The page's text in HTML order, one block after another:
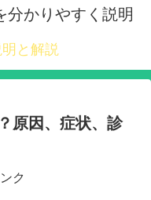
分かりやすく説明
原因、症状、診
ク